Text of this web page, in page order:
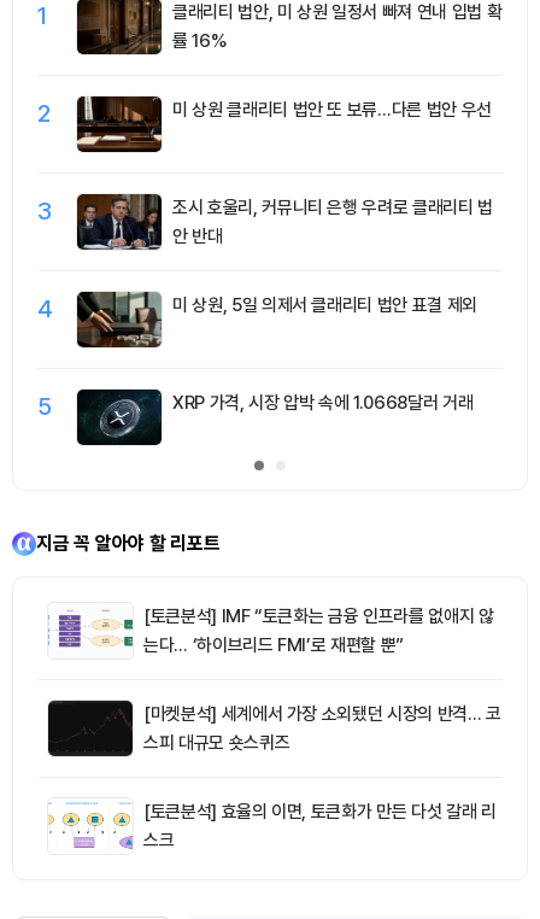
1
클래리티 법안, 미 상원 일정서 빠져 연내 입법 확
률 16%
2 미 상원 클래리티 법안 또 보류…다른 법안 우선
3
조시 호울리, 커뮤니티 은행 우려로 클래리티 법
안 반대
4 미 상원, 5일 의제서 클래리티 법안 표결 제외
5 XRP 가격, 시장 압박 속에 1.0668달러 거래
지금 꼭 알아야 할 리포트
[토큰분석] IMF “토큰화는 금융 인프라를 없애지 않
는다… ‘하이브리드 FMI’로 재편할 뿐”
[마켓분석] 세계에서 가장 소외됐던 시장의 반격… 코
스피 대규모 숏스퀴즈
[토큰분석] 효율의 이면, 토큰화가 만든 다섯 갈래 리
스크